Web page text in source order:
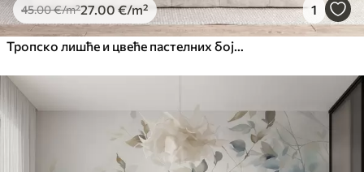
45.00€/m²27 .00 €/m² 1